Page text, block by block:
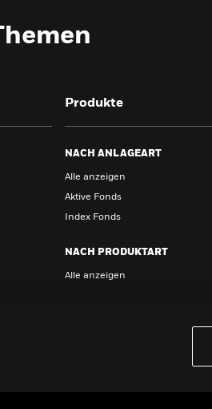
Produkte
NACH ANLAGEART
Alle anzeigen
Aktive Fonds
Index Fonds
NACH PRODUKTART
Alle anzeigen